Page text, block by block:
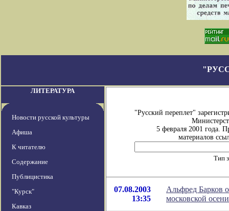
ЛИТЕРАТУРА
Новости русской культуры
Афиша
К читателю
Содержание
Публицистика
"Курск"
Кавказ
"Русский переплет"
5 февраля 2001 года.
материалов
Тип
07.08.2003
13:35
Альфред Барков
московской